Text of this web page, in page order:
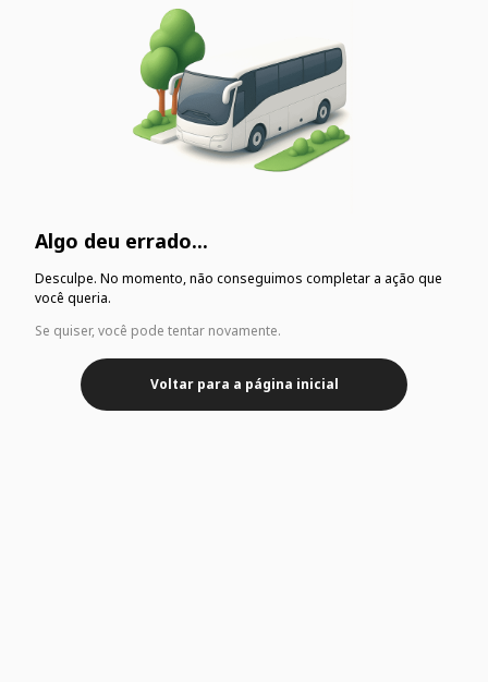
Algo deu errado...
Desculpe. No momento, não conseguimos completar a ação que
você queria.
Se quiser, você pode tentar novamente.
Voltar para a página inicial